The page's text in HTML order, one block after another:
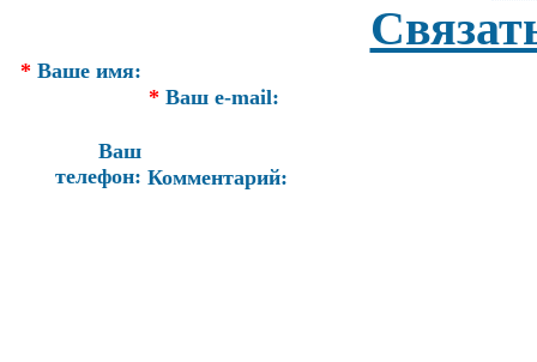
* Ваше имя:
* Ваш e-mail:
Ваш
телефон: Комментарий: